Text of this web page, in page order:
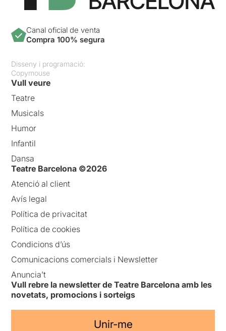
Canal oficial de venta
Compra 100% segura
Disseny i programació:
Copymouse
Vull veure
Teatre
Musicals
Humor
Infantil
Dansa
Teatre Barcelona ©2026
Atenció al client
Avís legal
Política de privacitat
Política de cookies
Condicions d’ús
Comunicacions comercials i Newsletter
Anuncia’t
Vull rebre la newsletter de Teatre Barcelona amb les
novetats, promocions i sorteigs
Unir-me